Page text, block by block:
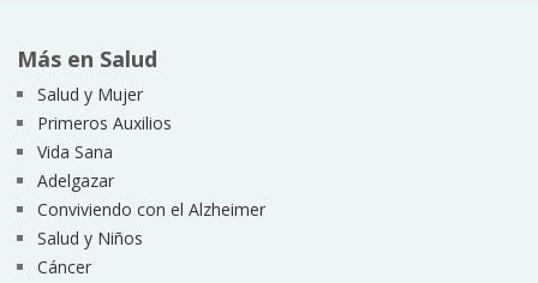
Más en Salud
Salud y Mujer
Primeros Auxilios
Vida Sana
Adelgazar
Conviviendo con el Alzheimer
Salud y Niños
Cáncer